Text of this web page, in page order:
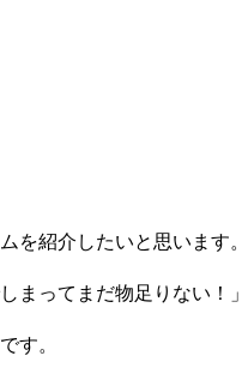
を紹介したいと思います。
まってまだ物足りない！」
す。